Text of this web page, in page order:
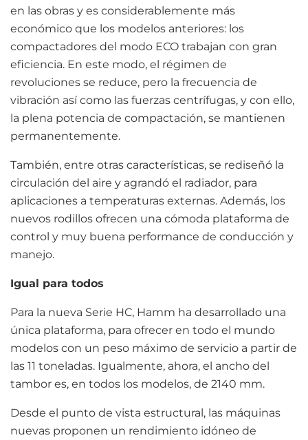
en las obras y es considerablemente más
económico que los modelos anteriores: los
compactadores del modo ECO trabajan con gran
eficiencia. En este modo, el régimen de
revoluciones se reduce, pero la frecuencia de
vibración así como las fuerzas centrífugas, y con ello,
la plena potencia de compactación, se mantienen
permanentemente.
También, entre otras características, se rediseñó la
circulación del aire y agrandó el radiador, para
aplicaciones a temperaturas externas. Además, los
nuevos rodillos ofrecen una cómoda plataforma de
control y muy buena performance de conducción y
manejo.
Igual para todos
Para la nueva Serie HC, Hamm ha desarrollado una
única plataforma, para ofrecer en todo el mundo
modelos con un peso máximo de servicio a partir de
las 11 toneladas. Igualmente, ahora, el ancho del
tambor es, en todos los modelos, de 2140 mm.
Desde el punto de vista estructural, las máquinas
nuevas proponen un rendimiento idóneo de